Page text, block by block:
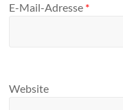
E-Mail-Adresse *
Website